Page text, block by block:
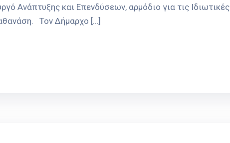
Ανάπτυξης και Επενδύσεων, αρμόδιο για τις Ιδιωτικές
Τον Δήμαρχο […]